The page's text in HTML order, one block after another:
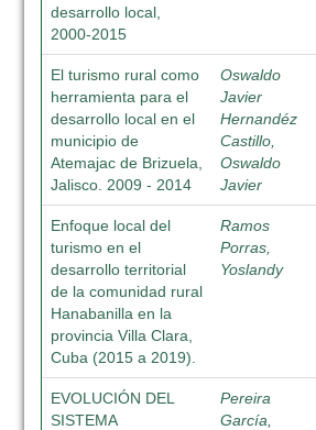
desarrollo local,
2000-2015
El turismo rural como
herramienta para el
desarrollo local en el
municipio de
Atemajac de Brizuela,
Jalisco. 2009 - 2014
Oswaldo
Javier
Hernandéz
Castillo,
Oswaldo
Javier
Enfoque local del
turismo en el
desarrollo territorial
de la comunidad rural
Hanabanilla en la
provincia Villa Clara,
Cuba (2015 a 2019).
Ramos
Porras,
Yoslandy
EVOLUCIÓN DEL
SISTEMA
Pereira
García,